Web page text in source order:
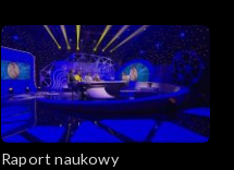
Raport naukowy